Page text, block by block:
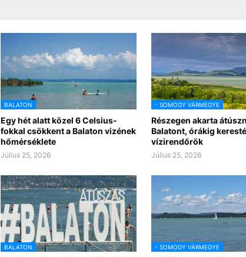
BALATON
Egy hét alatt közel 6 Celsius-
fokkal csökkent a Balaton vizének
hőmérséklete
Július 25, 2026
- SOMOGY VÁRMEGYE
Részegen akarta
Balatont, órákig
vízirendőrök
Július 25, 2026
BALATON - SOMOGY VÁRMEGYE